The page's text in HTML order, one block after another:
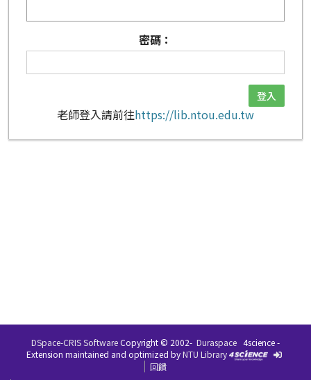
密碼：
老師登入請前往https://lib.ntou.edu.tw
DSpace-CRIS SoftwareCopyright © 2002- Duraspace 4science -
Extension maintained and optimized byNTU Library
回饋